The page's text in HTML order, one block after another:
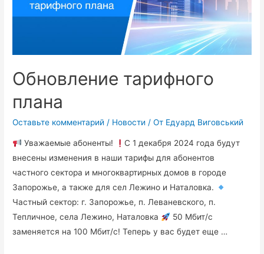
Обновление тарифного
плана
Оставьте комментарий / Новости / От Едуард Виговський
Уважаемые абоненты!
С 1 декабря 2024 года будут
внесены изменения в наши тарифы для абонентов
частного сектора и многоквартирных домов в городе
Запорожье, а также для сел Лежино и Наталовка.
Частный сектор: г. Запорожье, п. Леваневского, п.
Тепличное, села Лежино, Наталовка
50 Мбит/с
заменяется на 100 Мбит/с! Теперь у вас будет еще …